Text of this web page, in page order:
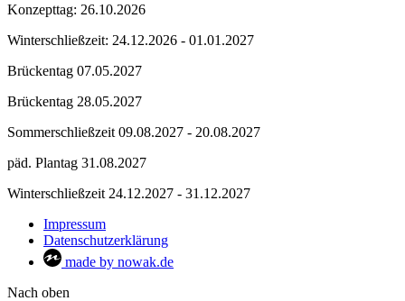
Konzepttag: 26.10.2026
Winterschließzeit: 24.12.2026 - 01.01.2027
Brückentag 07.05.2027
Brückentag 28.05.2027
Sommerschließzeit 09.08.2027 - 20.08.2027
päd. Plantag 31.08.2027
Winterschließzeit 24.12.2027 - 31.12.2027
Impressum
Datenschutzerklärung
made by nowak.de
Nach oben